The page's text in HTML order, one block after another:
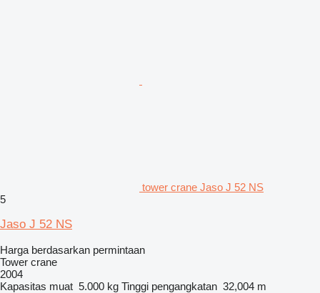
tower crane Jaso J 52 NS
5
Jaso J 52 NS
Harga berdasarkan permintaan
Tower crane
2004
Kapasitas muat 5.000 kg Tinggi pengangkatan 32,004 m